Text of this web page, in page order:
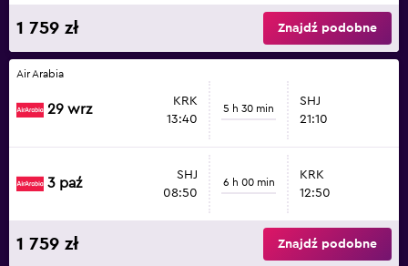
1 759 zł Znajdź podobne
Air Arabia
29 wrz
KRK
13:40
5 h 30 min
SHJ
21:10
3 paź
SHJ
08:50
6 h 00 min
KRK
12:50
1 759 zł Znajdź podobne